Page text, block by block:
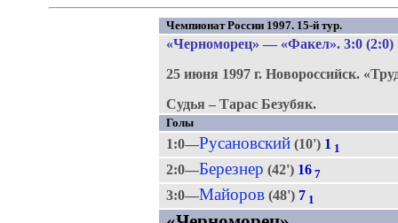
Чемпионат России 1997. 15-й тур.
«Черноморец» — «Факел». 3:0 (2:0)
25 июня 1997 г. Новороссийск.
Судья – Тарас Безубяк.
Голы
1:0—Русановский(10') 1 1
2:0—Березнер (42') 16 7
3:0—Майоров(48') 7 1